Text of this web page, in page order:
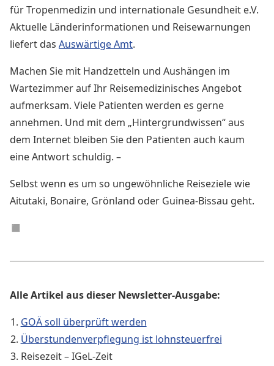
für Tropenmedizin und internationale Gesundheit e.V.
Aktuelle Länderinformationen und Reisewarnungen
liefert das Auswärtige Amt.
Machen Sie mit Handzetteln und Aushängen im
Wartezimmer auf Ihr Reisemedizinisches Angebot
aufmerksam. Viele Patienten werden es gerne
annehmen. Und mit dem „Hintergrundwissen“ aus
dem Internet bleiben Sie den Patienten auch kaum
eine Antwort schuldig. –
Selbst wenn es um so ungewöhnliche Reiseziele wie
Aitutaki, Bonaire, Grönland oder Guinea-Bissau geht.
◼︎
Alle Artikel aus dieser Newsletter-Ausgabe:
GOÄ soll überprüft werden
Überstundenverpflegung ist lohnsteuerfrei
Reisezeit – IGeL-Zeit